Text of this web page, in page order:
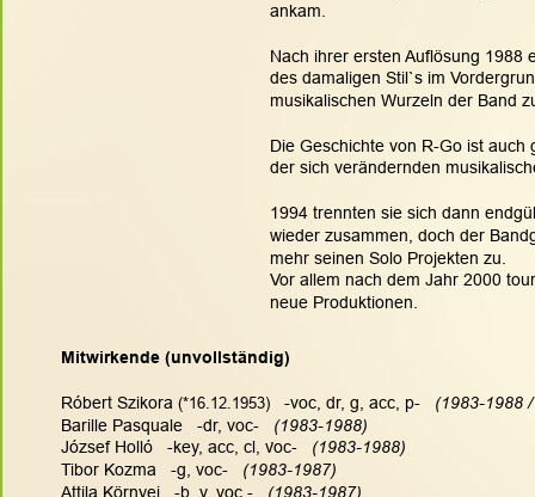
ankam.
Nach ihrer ersten Auflösung
des damaligen Stil`s im
musikalischen Wurzeln der Band
Die Geschichte von R-Go ist
der sich verändernden
1994 trennten sie sich dann
wieder zusammen, doch der
mehr seinen Solo Projekten zu.
Vor allem nach dem Jahr 2000
neue Produktionen.
Mitwirkende (unvollständig)
Róbert Szikora (*16.12.1953)
   -voc, dr, g, acc, p-
(1983-1988
Barille Pasquale   -dr, voc- (1983-1988)
József Holló   -key, acc, cl, voc-
(1983-1988)
Tibor Kozma   -g, voc-
(1983-1987)
Attila Környei   -b, v, voc -
(1983-1987)